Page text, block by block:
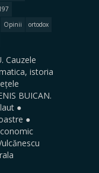
Opinii
ortodox
Cauzele
istoria
BUICAN.
●
●